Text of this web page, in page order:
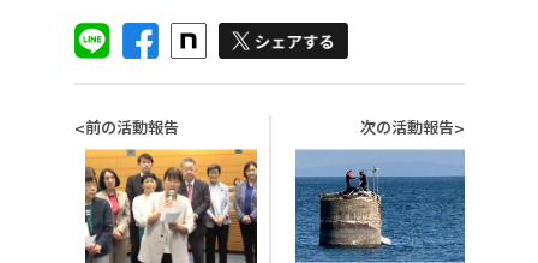
<前の活動報告 次の活動報告>